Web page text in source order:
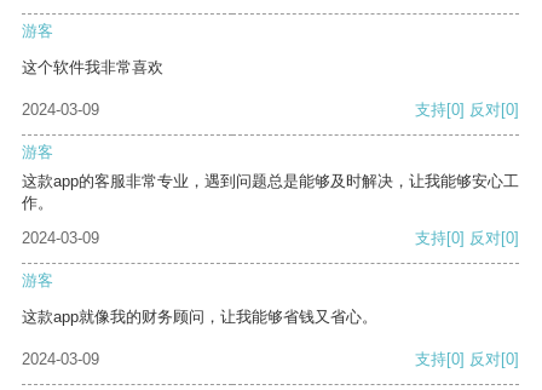
游客
这个软件我非常喜欢
2024-03-09 支持[0] 反对[0]
游客
这款app的客服非常专业，遇到问题总是能够及时解决，让我能够安心工
作。
2024-03-09
支持[0] 反对[0]
游客
这款app就像我的财务顾问，让我能够省钱又省心。
2024-03-09 支持[0] 反对[0]